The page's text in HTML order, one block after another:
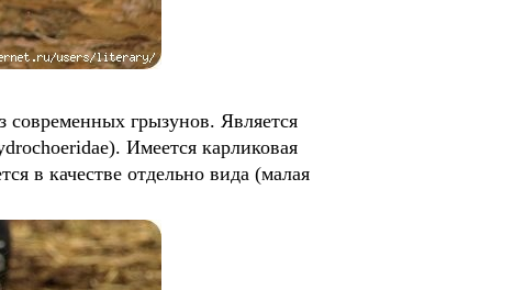
грызунов. Является
Имеется карликовая
в качестве отдельно вида (малая